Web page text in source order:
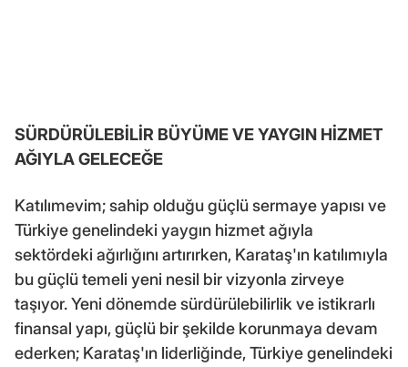
SÜRDÜRÜLEBİLİR BÜYÜME VE YAYGIN HİZMET
AĞIYLA GELECEĞE
Katılımevim; sahip olduğu güçlü sermaye yapısı ve
Türkiye genelindeki yaygın hizmet ağıyla
sektördeki ağırlığını artırırken, Karataş'ın katılımıyla
bu güçlü temeli yeni nesil bir vizyonla zirveye
taşıyor. Yeni dönemde sürdürülebilirlik ve istikrarlı
finansal yapı, güçlü bir şekilde korunmaya devam
ederken; Karataş'ın liderliğinde, Türkiye genelindeki